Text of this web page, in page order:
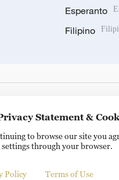
Esperanto
Filipino
© 2024 CGTN. 京ICP备
Statement &
to browse our site you
settings through your browser.
Policy Terms of Use